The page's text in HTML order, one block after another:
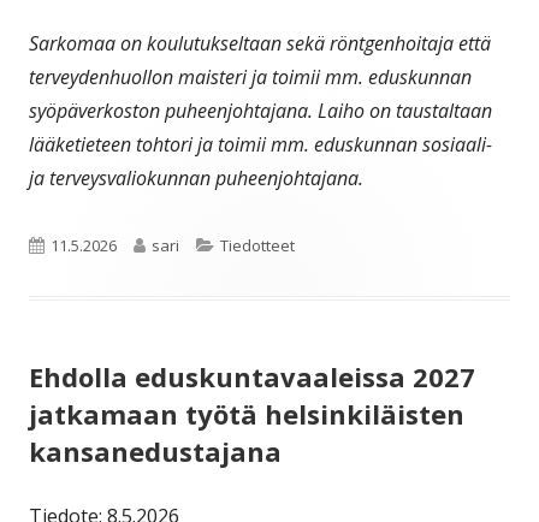
Sarkomaa on koulutukseltaan sekä röntgenhoitaja että
terveydenhuollon maisteri ja toimii mm. eduskunnan
syöpäverkoston puheenjohtajana. Laiho on taustaltaan
lääketieteen tohtori ja toimii mm. eduskunnan sosiaali-
ja terveysvaliokunnan puheenjohtajana.
Julkaistu
11.5.2026 Kirjoittaja
sari Kategoriat
Tiedotteet
Ehdolla eduskuntavaaleissa 2027
jatkamaan työtä helsinkiläisten
kansanedustajana
Tiedote: 8.5.2026